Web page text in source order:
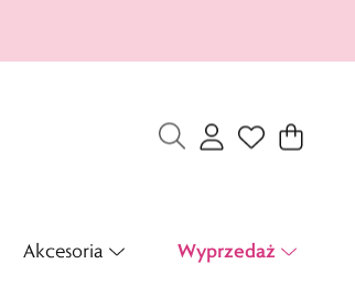
Akcesoria Wyprzedaż